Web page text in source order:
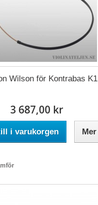
Wilson för Kontrabas K1
3 687,00 kr
i varukorgen Mer